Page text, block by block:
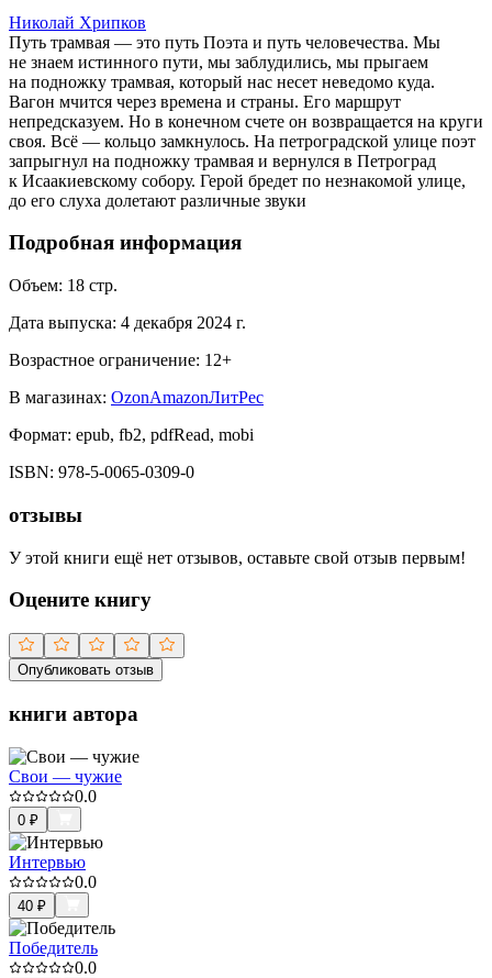
Николай Хрипков
Путь трамвая — это путь Поэта и путь человечества. Мы
не знаем истинного пути, мы заблудились, мы прыгаем
на подножку трамвая, который нас несет неведомо куда.
Вагон мчится через времена и страны. Его маршрут
непредсказуем. Но в конечном счете он возвращается на круги
своя. Всё — кольцо замкнулось. На петроградской улице поэт
запрыгнул на подножку трамвая и вернулся в Петроград
к Исаакиевскому собору. Герой бредет по незнакомой улице,
до его слуха долетают различные звуки
Подробная информация
Объем: 18 стр.
Дата выпуска: 4 декабря 2024 г.
Возрастное ограничение: 12+
В магазинах: OzonAmazonЛитРес
Формат: epub, fb2, pdfRead, mobi
ISBN: 978-5-0065-0309-0
отзывы
У этой книги ещё нет отзывов, оставьте свой отзыв первым!
Оцените книгу
Опубликовать отзыв
книги автора
Свои — чужие
0.0
0 ₽
Интервью
0.0
40 ₽
Победитель
0.0